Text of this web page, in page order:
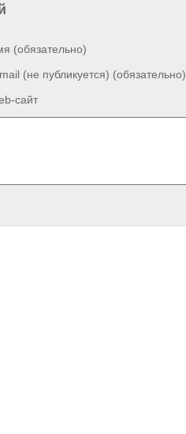
(обязательно)
(не публикуется) (обязательно)
сайт